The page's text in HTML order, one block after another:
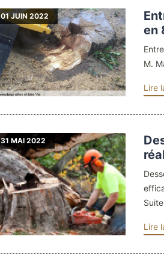
01JUIN 2022
en
M.
Lire
31 MAI 2022
Lire